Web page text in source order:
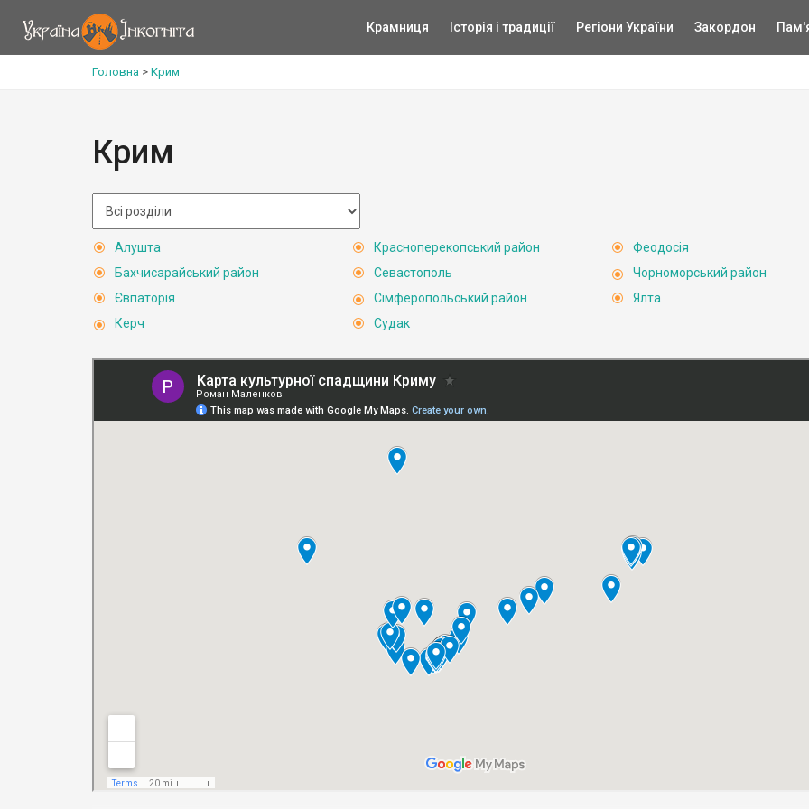
Крамниця Історія і традиції Регіони України Закордон
Головна > Крим
Крим
Алушта
Бахчисарайський район
Євпаторія
Керч
Красноперекопський район
Севастополь
Сімферопольський район
Судак
Феодосія
Чорноморський район
Ялта